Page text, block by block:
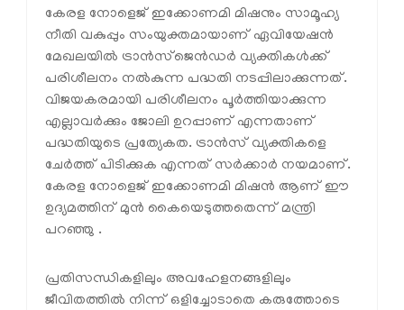
കേരള നോളെജ് ഇക്കോണമി മിഷനും സാമൂഹ്യ
നീതി വകുപ്പും സംയുക്തമായാണ് ഏവിയേഷൻ
മേഖലയിൽ ട്രാൻസ്ജെൻഡർ വ്യക്തികൾക്ക്
പരിശീലനം നൽകുന്ന പദ്ധതി നടപ്പിലാക്കുന്നത്.
വിജയകരമായി പരിശീലനം പൂർത്തിയാക്കുന്ന
എല്ലാവർക്കും ജോലി ഉറപ്പാണ് എന്നതാണ്
പദ്ധതിയുടെ പ്രത്യേകത. ട്രാൻസ് വ്യക്തികളെ
ചേർത്ത് പിടിക്കുക എന്നത് സർക്കാർ നയമാണ്.
കേരള നോളെജ് ഇക്കോണമി മിഷൻ ആണ് ഈ
ഉദ്യമത്തിന് മുൻ കൈയെടുത്തതെന്ന് മന്ത്രി
പറഞ്ഞു .
പ്രതിസന്ധികളിലും അവഹേളനങ്ങളിലും
ജീവിതത്തിൽ നിന്ന് ഒളിച്ചോടാതെ കരുത്തോടെ